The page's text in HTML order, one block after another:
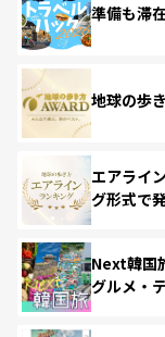
準備も滞
地球の歩
エアライ
グ形式で
Next韓国
グルメ・